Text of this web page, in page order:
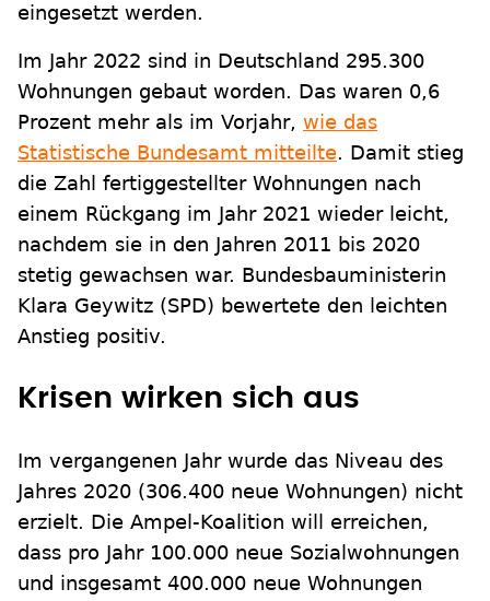
eingesetzt werden.
Im Jahr 2022 sind in Deutschland 295.300
Wohnungen gebaut worden. Das waren 0,6
Prozent mehr als im Vorjahr, wie das
Statistische Bundesamt mitteilte. Damit stieg
die Zahl fertiggestellter Wohnungen nach
einem Rückgang im Jahr 2021 wieder leicht,
nachdem sie in den Jahren 2011 bis 2020
stetig gewachsen war. Bundesbauministerin
Klara Geywitz (SPD) bewertete den leichten
Anstieg positiv.
Krisen wirken sich aus
Im vergangenen Jahr wurde das Niveau des
Jahres 2020 (306.400 neue Wohnungen) nicht
erzielt. Die Ampel-Koalition will erreichen,
dass pro Jahr 100.000 neue Sozialwohnungen
und insgesamt 400.000 neue Wohnungen